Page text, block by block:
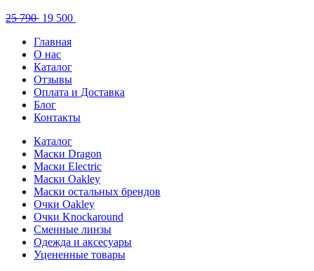
25 790 Первоначальная
составляла
25
790 .
19 500
Главная
О нас
Каталог
Отзывы
Оплата и Доставка
Блог
Контакты
Каталог
Маски Dragon
Маски Electric
Маски Oakley
Маски остальных брендов
Очки Oakley
Очки Knockaround
Сменные линзы
Одежда и аксесуары
Уцененные товары